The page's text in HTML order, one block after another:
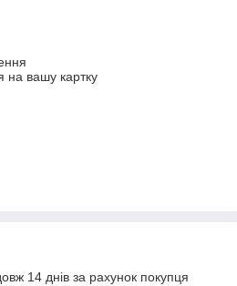
на вашу картку
14 днів за рахунок покупця